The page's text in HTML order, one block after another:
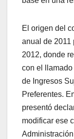
El origen del
anual de 2011
2012, donde
con el
de Ingresos
Preferentes.
presentó
modificar ese